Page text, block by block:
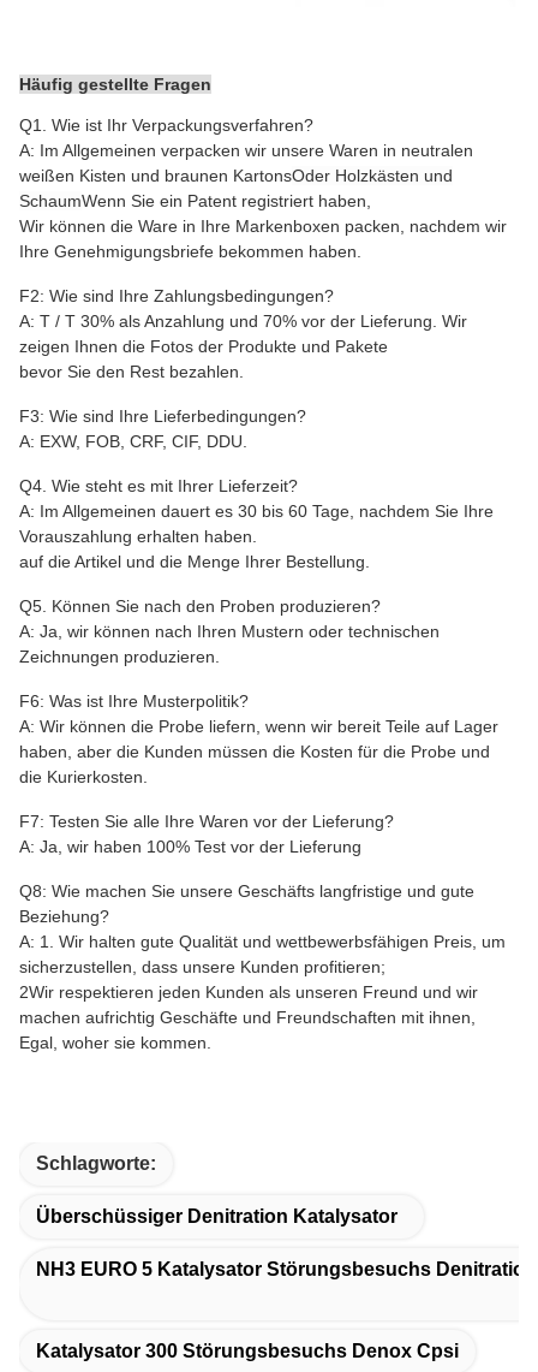
Häufig gestellte Fragen
Q1. Wie ist Ihr Verpackungsverfahren?
A: Im Allgemeinen verpacken wir unsere Waren in neutralen
weißen Kisten und braunen KartonsOder Holzkästen und
SchaumWenn Sie ein Patent registriert haben,
Wir können die Ware in Ihre Markenboxen packen, nachdem wir
Ihre Genehmigungsbriefe bekommen haben.
F2: Wie sind Ihre Zahlungsbedingungen?
A: T / T 30% als Anzahlung und 70% vor der Lieferung. Wir
zeigen Ihnen die Fotos der Produkte und Pakete
bevor Sie den Rest bezahlen.
F3: Wie sind Ihre Lieferbedingungen?
A: EXW, FOB, CRF, CIF, DDU.
Q4. Wie steht es mit Ihrer Lieferzeit?
A: Im Allgemeinen dauert es 30 bis 60 Tage, nachdem Sie Ihre
Vorauszahlung erhalten haben.
auf die Artikel und die Menge Ihrer Bestellung.
Q5. Können Sie nach den Proben produzieren?
A: Ja, wir können nach Ihren Mustern oder technischen
Zeichnungen produzieren.
F6: Was ist Ihre Musterpolitik?
A: Wir können die Probe liefern, wenn wir bereit Teile auf Lager
haben, aber die Kunden müssen die Kosten für die Probe und
die Kurierkosten.
F7: Testen Sie alle Ihre Waren vor der Lieferung?
A: Ja, wir haben 100% Test vor der Lieferung
Q8: Wie machen Sie unsere Geschäfts langfristige und gute
Beziehung?
A: 1. Wir halten gute Qualität und wettbewerbsfähigen Preis, um
sicherzustellen, dass unsere Kunden profitieren;
2Wir respektieren jeden Kunden als unseren Freund und wir
machen aufrichtig Geschäfte und Freundschaften mit ihnen,
Egal, woher sie kommen.
Schlagworte:
Überschüssiger Denitration Katalysator
NH3 EURO 5 Katalysator Störungsbesuchs Denitration
Katalysator 300 Störungsbesuchs Denox Cpsi